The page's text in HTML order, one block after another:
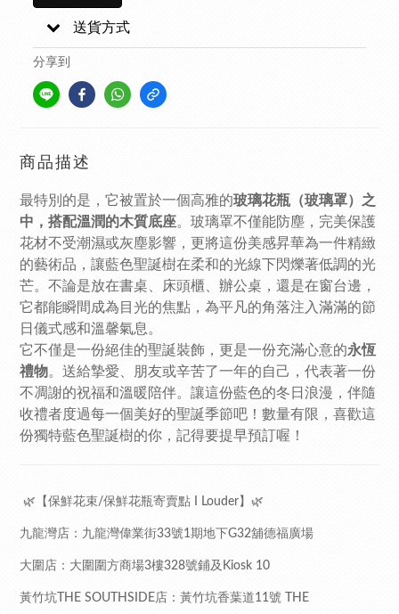
送貨方式
分享到
商品描述
最特別的是，它被置於一個高雅的玻璃花瓶（玻璃罩） 之
中，搭配溫潤的木質底座。玻璃罩不僅能防塵，完美保護
花材不受潮濕或灰塵影響，更將這份美感昇華為一件精緻
的藝術品，讓藍色聖誕樹在柔和的光線下閃爍著低調的光
芒。不論是放在書桌、床頭櫃、辦公桌，還是在窗台邊，
它都能瞬間成為目光的焦點，為平凡的角落注入滿滿的節
日儀式感和溫馨氣息。
它不僅是一份絕佳的聖誕裝飾，更是一份充滿心意的永恆
禮物。送給摯愛、朋友或辛苦了一年的自己，代表著一份
不凋謝的祝福和溫暖陪伴。讓這份藍色的冬日浪漫，伴隨
收禮者度過每一個美好的聖誕季節吧！數量有限，喜歡這
份獨特藍色聖誕樹的你，記得要提早預訂喔！
🌿【保鮮花束/保鮮花瓶寄賣點 I Louder】🌿
九龍灣店：九龍灣偉業街33號1期地下G32舖德福廣場
大圍店：大圍圍方商場3樓328號鋪及Kiosk 10
黃竹坑THE SOUTHSIDE店：黃竹坑香葉道11號 THE